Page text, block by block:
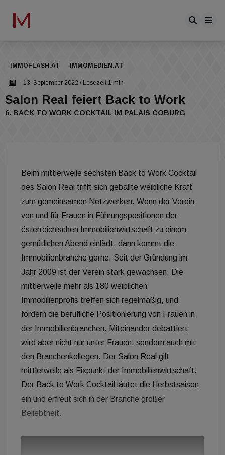
IMMOFLASH.AT IMMOMEDIEN.AT
13. September 2022 / Lesezeit 1 min
Salon Real feiert Back to Work
6. BACK TO WORK COCKTAIL IM PALAIS COBURG
Beim mittlerweile sechsten Back to Work Cocktail
des Salon Real trifft sich geballte weibliche Kraft
zum gemeinsamen Netzwerken. Wenn der Verein
von und für Frauen in Führungspositionen der
österreichischen Immobilienwirtschaft zu einem
gemütlichen Abend einlädt, dann kommt die
Immobilienbranche gerne. Seit der Gründung im
Jahr 2009 ist der Verein stark gewachsen. Die
mittlerweile mehr als 180 weiblichen
Immobilienprofis treffen sich regelmäßig, und
fördern die berufliche Positionierung von Frauen in
der Immobilienbranchen. Miteinander debattiert
wird aber nicht nur unter Frauen, sondern auch mit
den Branchenkollegen. Der Salon Real gilt
mittlerweile als Fixpunkt der Immobilienwirtschaft.
Der Back to Work Cocktail läutet die Herbstsaison
ein und erfreut sich in der Branche großer
Beliebtheit.